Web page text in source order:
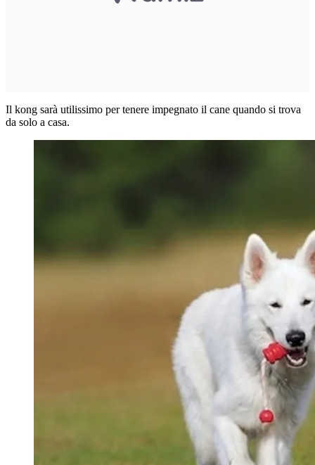
Il kong sarà utilissimo per tenere impegnato il cane quando si trova
da solo a casa.